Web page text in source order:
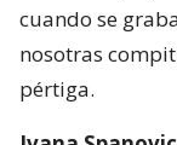
cuando se
nosotras
pértiga.